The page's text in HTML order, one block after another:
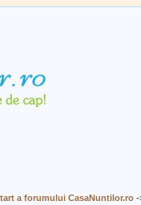
a forumului CasaNuntilor.ro